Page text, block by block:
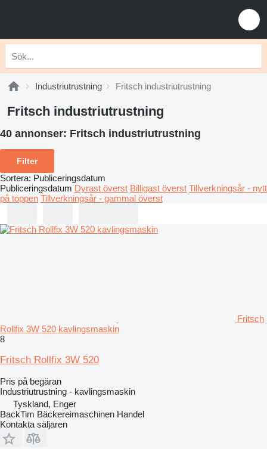
Industriutrustning Fritsch industriutrustning
Fritsch industriutrustning
40 annonser: Fritsch industriutrustning
Filter
Sortera: Publiceringsdatum
Publiceringsdatum Dyrast överst Billigast överst Tillverkningsår - nytt
på toppen Tillverkningsår - gammal överst
Fritsch
Rollfix 3W 520 kavlingsmaskin
8
Fritsch Rollfix 3W 520
Pris på begäran
Industriutrustning - kavlingsmaskin
Tyskland, Enger
BackTim Bäckereimaschinen Handel
Kontakta säljaren